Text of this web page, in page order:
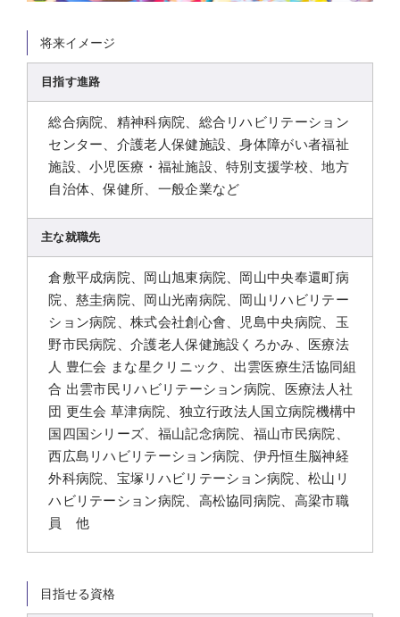
将来イメージ
目指す進路
総合病院、精神科病院、総合リハビリテーション
センター、介護老人保健施設、身体障がい者福祉
施設、小児医療・福祉施設、特別支援学校、地方
自治体、保健所、一般企業など
主な就職先
倉敷平成病院、岡山旭東病院、岡山中央奉還町病
院、慈圭病院、岡山光南病院、岡山リハビリテー
ション病院、株式会社創心會、児島中央病院、玉
野市民病院、介護老人保健施設くろかみ、医療法
人 豊仁会 まな星クリニック、出雲医療生活協同組
合 出雲市民リハビリテーション病院、医療法人社
団 更生会 草津病院、独立行政法人国立病院機構中
国四国シリーズ、福山記念病院、福山市民病院、
西広島リハビリテーション病院、伊丹恒生脳神経
外科病院、宝塚リハビリテーション病院、松山リ
ハビリテーション病院、高松協同病院、高梁市職
員 他
目指せる資格